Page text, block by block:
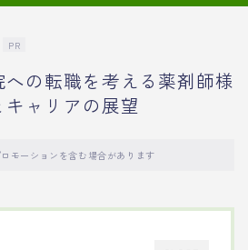
PR
の転職を考える薬剤師様
ャリアの展望
モーションを含む場合があります